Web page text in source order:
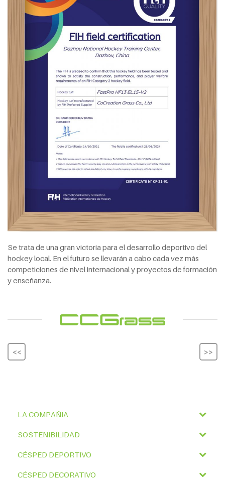
Se trata de una gran victoria para el desarrollo deportivo del
hockey local. En el futuro se llevarán a cabo cada vez más
competiciones de nivel internacional y proyectos de formación
y enseñanza.
<< >>
LA COMPAÑIA
SOSTENIBILIDAD
CÉSPED DEPORTIVO
CÉSPED DECORATIVO